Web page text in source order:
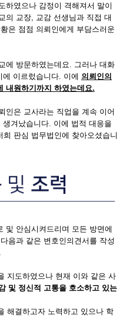
하였으나 감정이 격해져서 말이
의 교장, 교감 선생님과 직접 대
은 점점 의뢰인에게 부담스러운
에 방문하였는데요. 그러나 대화
이르렀습니다. 이에 의뢰인의
내원하기까지 하였는데요.
인은 교사라는 직업을 계속 이어
겨났습니다. 이에 법적 대응을
판심 법무법인에 찾아오셨습니
및 안심시켜드리며 모든 방면에
음과 같은 변호인의견서를 작성
지도하였으나 현재 이와 같은 사
및 정신적 고통을 호소하고 있는
해결하고자 노력하고 있으나 학